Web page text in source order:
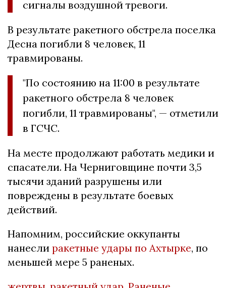
сигналы воздушной тревоги.
В результате ракетного обстрела поселка
Десна погибли 8 человек, 11
травмированы.
"По состоянию на 11:00 в результате
ракетного обстрела 8 человек
погибли, 11 травмированы", — отметили
в ГСЧС.
На месте продолжают работать медики и
спасатели. На Черниговщине почти 3,5
тысячи зданий разрушены или
повреждены в результате боевых
действий.
Напомним, российские оккупанты
нанесли ракетные удары по Ахтырке, по
меньшей мере 5 раненых.